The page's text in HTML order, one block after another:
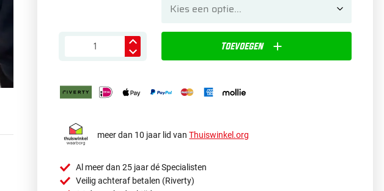
Toevoegen
meer dan 10 jaar lid vanThuiswinkel.org
Al meer dan 25 jaar dé Specialisten
Veilig achteraf betalen (Riverty)